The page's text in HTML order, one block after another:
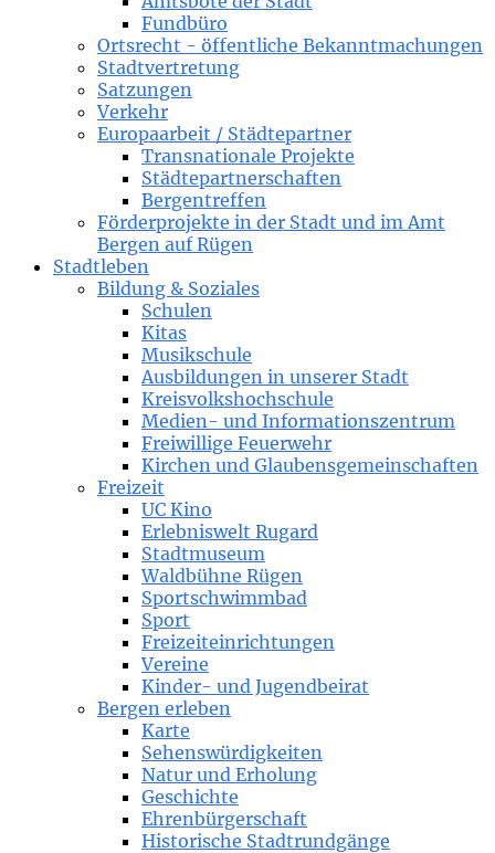
Fundbüro
Ortsrecht - öffentliche Bekanntmachungen
Stadtvertretung
Satzungen
Verkehr
Europaarbeit / Städtepartner
Transnationale Projekte
Städtepartnerschaften
Bergentreffen
Förderprojekte in der Stadt und im Amt
Bergen auf Rügen
Stadtleben
Bildung & Soziales
Schulen
Kitas
Musikschule
Ausbildungen in unserer Stadt
Kreisvolkshochschule
Medien- und Informationszentrum
Freiwillige Feuerwehr
Kirchen und Glaubensgemeinschaften
Freizeit
UC Kino
Erlebniswelt Rugard
Stadtmuseum
Waldbühne Rügen
Sportschwimmbad
Sport
Freizeiteinrichtungen
Vereine
Kinder- und Jugendbeirat
Bergen erleben
Karte
Sehenswürdigkeiten
Natur und Erholung
Geschichte
Ehrenbürgerschaft
Historische Stadtrundgänge